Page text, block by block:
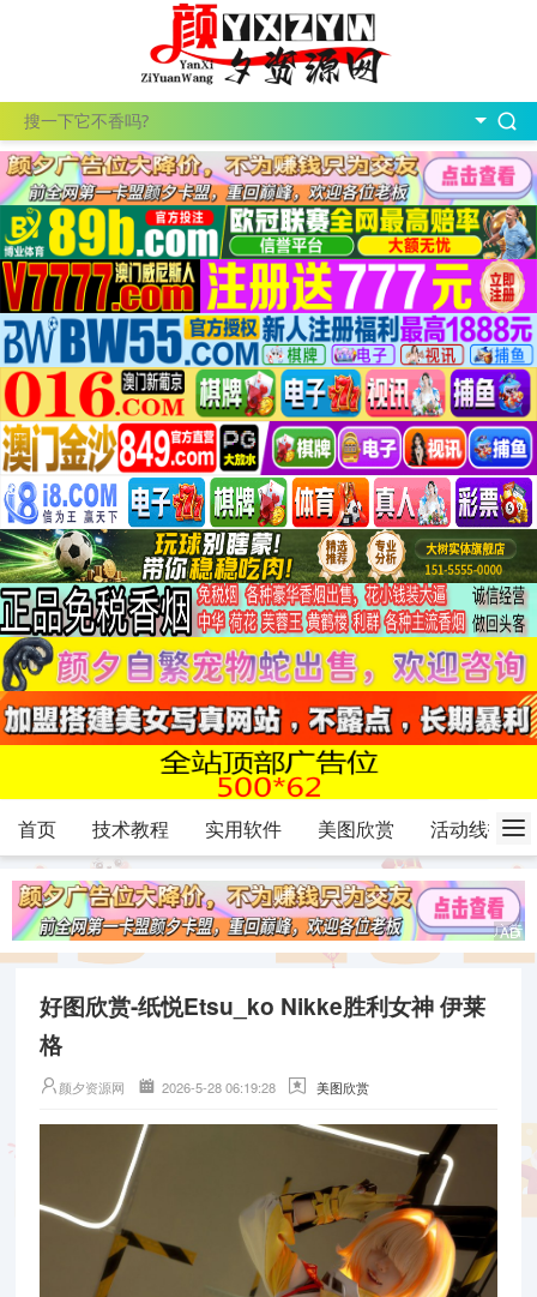
首页 技术教程 实用软件 美图欣赏 活动线报
好图欣赏-纸悦Etsu_ko Nikke胜利女神 伊莱
格
颜夕资源网 2026-5-28 06:19:28 美图欣赏